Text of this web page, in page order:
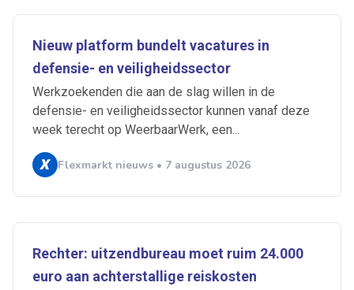
Nieuw platform bundelt vacatures in
defensie- en veiligheidssector
Werkzoekenden die aan de slag willen in de
defensie- en veiligheidssector kunnen vanaf deze
week terecht op WeerbaarWerk, een...
Flexmarkt nieuws • 7 augustus 2026
Rechter: uitzendbureau moet ruim 24.000
euro aan achterstallige reiskosten